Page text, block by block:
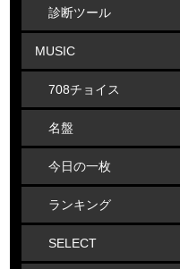
診断ツール
MUSIC
708チョイス
名盤
今日の一枚
ランキング
SELECT